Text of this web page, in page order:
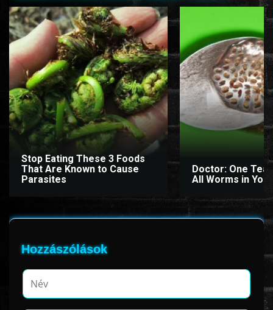
DOKUMENTUMFILMEK
ÉLŐ ADÁSOK (LIVE)
SOROZAT
KARÁCSONYI FILMEK
PC-GAME
Stop Eating These 3 Foods
That Are Known to Cause
Parasites
Doctor: One
All Worms in
Hozzászólások